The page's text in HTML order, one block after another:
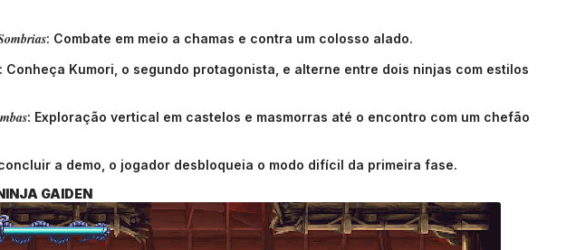
: Combate em meio a chamas e contra um colosso alado.
: Conheça Kumori, o segundo protagonista, e alterne entre dois ninjas com estilos
: Exploração vertical em castelos e masmorras até o encontro com um chefão
a demo, o jogador desbloqueia o modo difícil da primeira fase.
GAIDEN